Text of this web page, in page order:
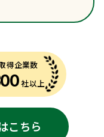
得企業数
社以上
こちら